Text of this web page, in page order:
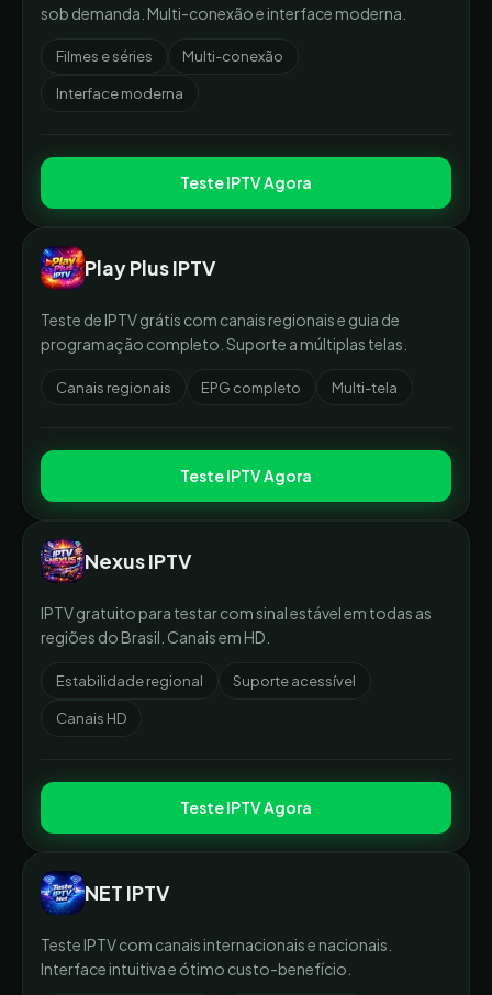
sob demanda. Multi-conexão e interface moderna.
Filmes e séries Multi-conexão
Interface moderna
Teste IPTV Agora
Play Plus IPTV
Teste de IPTV grátis com canais regionais e guia de
programação completo. Suporte a múltiplas telas.
Canais regionais EPG completo Multi-tela
Teste IPTV Agora
Nexus IPTV
IPTV gratuito para testar com sinal estável em todas as
regiões do Brasil. Canais em HD.
Estabilidade regional Suporte acessível
Canais HD
Teste IPTV Agora
NET IPTV
Teste IPTV com canais internacionais e nacionais.
Interface intuitiva e ótimo custo-benefício.